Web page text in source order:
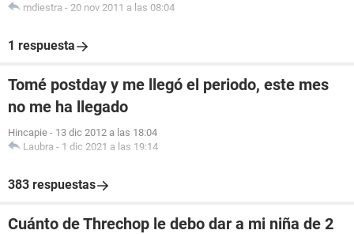
mdiestra - 20 nov 2011 a las 08:04
1 respuesta
Tomé postday y me llegó el periodo, este mes
no me ha llegado
Hincapie - 13 dic 2012 a las 18:04
Laubra - 1 dic 2021 a las 19:14
383 respuestas
Cuánto de Threchop le debo dar a mi niña de 2